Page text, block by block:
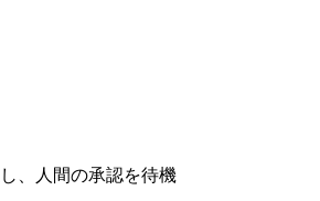
、人間の承認を待機